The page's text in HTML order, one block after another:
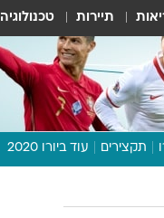
תיירות טכנולוגיה
תקצירים עוד ביורו 2020
תכנית היורו